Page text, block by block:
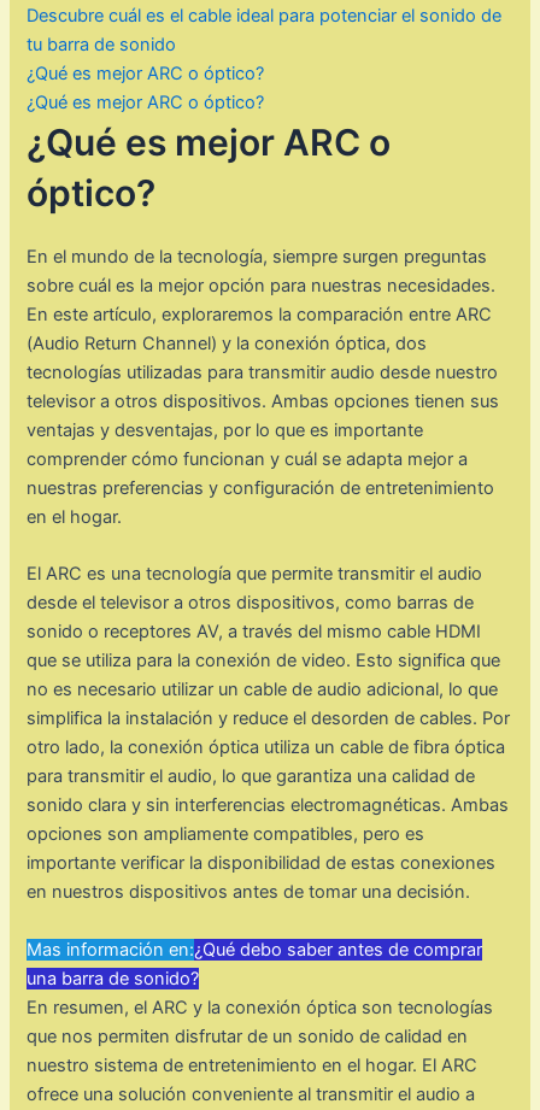
Descubre cuál es el cable ideal para potenciar el sonido de
tu barra de sonido
¿Qué es mejor ARC o óptico?
¿Qué es mejor ARC o óptico?
¿Qué es mejor ARC o
óptico?
En el mundo de la tecnología, siempre surgen preguntas
sobre cuál es la mejor opción para nuestras necesidades.
En este artículo, exploraremos la comparación entre ARC
(Audio Return Channel) y la conexión óptica, dos
tecnologías utilizadas para transmitir audio desde nuestro
televisor a otros dispositivos. Ambas opciones tienen sus
ventajas y desventajas, por lo que es importante
comprender cómo funcionan y cuál se adapta mejor a
nuestras preferencias y configuración de entretenimiento
en el hogar.
El ARC es una tecnología que permite transmitir el audio
desde el televisor a otros dispositivos, como barras de
sonido o receptores AV, a través del mismo cable HDMI
que se utiliza para la conexión de video. Esto significa que
no es necesario utilizar un cable de audio adicional, lo que
simplifica la instalación y reduce el desorden de cables. Por
otro lado, la conexión óptica utiliza un cable de fibra óptica
para transmitir el audio, lo que garantiza una calidad de
sonido clara y sin interferencias electromagnéticas. Ambas
opciones son ampliamente compatibles, pero es
importante verificar la disponibilidad de estas conexiones
en nuestros dispositivos antes de tomar una decisión.
Mas información en:¿Qué debo saber antes de comprar
una barra de sonido?
En resumen, el ARC y la conexión óptica son tecnologías
que nos permiten disfrutar de un sonido de calidad en
nuestro sistema de entretenimiento en el hogar. El ARC
ofrece una solución conveniente al transmitir el audio a